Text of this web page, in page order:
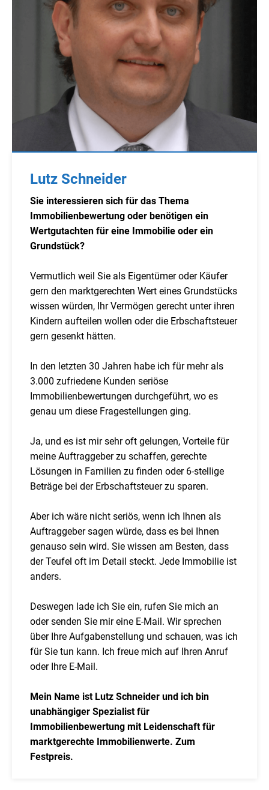
Lutz Schneider
Sie interessieren sich für das Thema
Immobilienbewertung oder benötigen ein
Wertgutachten für eine Immobilie oder ein
Grundstück?
Vermutlich weil Sie als Eigentümer oder Käufer
gern den marktgerechten Wert eines Grundstücks
wissen würden, Ihr Vermögen gerecht unter ihren
Kindern aufteilen wollen oder die Erbschaftsteuer
gern gesenkt hätten.
In den letzten 30 Jahren habe ich für mehr als
3.000 zufriedene Kunden seriöse
Immobilienbewertungen durchgeführt, wo es
genau um diese Fragestellungen ging.
Ja, und es ist mir sehr oft gelungen, Vorteile für
meine Auftraggeber zu schaffen, gerechte
Lösungen in Familien zu finden oder 6-stellige
Beträge bei der Erbschaftsteuer zu sparen.
Aber ich wäre nicht seriös, wenn ich Ihnen als
Auftraggeber sagen würde, dass es bei Ihnen
genauso sein wird. Sie wissen am Besten, dass
der Teufel oft im Detail steckt. Jede Immobilie ist
anders.
Deswegen lade ich Sie ein, rufen Sie mich an
oder senden Sie mir eine E-Mail. Wir sprechen
über Ihre Aufgabenstellung und schauen, was ich
für Sie tun kann. Ich freue mich auf Ihren Anruf
oder Ihre E-Mail.
Mein Name ist Lutz Schneider und ich bin
unabhängiger Spezialist für
Immobilienbewertung mit Leidenschaft für
marktgerechte Immobilienwerte. Zum
Festpreis.